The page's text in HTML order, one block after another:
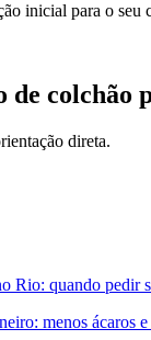
inicial para o seu
de
direta.
Rio: quando pedir
menos ácaros e